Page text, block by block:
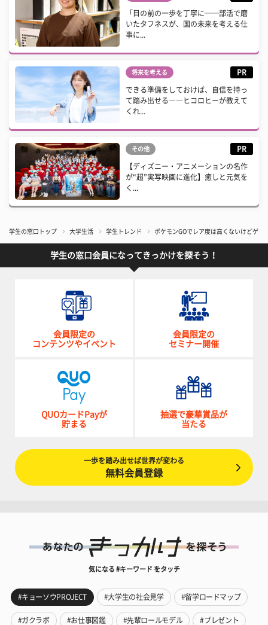
「目の前の一歩を丁寧に──部活で磨
いたタフネスが、国の未来を考える仕
事に...
将来を考える PR
できる準備をしておけば、自信を持っ
て踏み出せる――ヒコロヒーが教えて
くれ...
その他 PR
【ディズニー・アニメーションの名作
が“超”実写映画に進化】癒しと元気を
く...
学生の窓口トップ 大学生活 学生トレンド ポケモンGOでレア度は高くないけどゲ
学生の窓口会員になってきっかけを探そう！
会員限定の
コンテンツやイベント
会員限定の
セミナー開催
QUOカードPayが
貯まる
抽選で豪華賞品が
当たる
一歩を踏み出せば世界が変わる
無料会員登録
気になる #キーワード をタッチ
#キョーソウPROJECT #大学生の社会見学 #留学ロードマップ
#ガクラボ #お仕事図鑑 #先輩ロールモデル #プレゼント